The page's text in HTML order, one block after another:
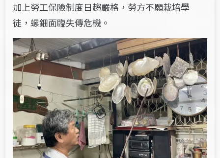
加上勞工保險制度日趨嚴格，勞方不願栽培學
徒，螺鈿面臨失傳危機。